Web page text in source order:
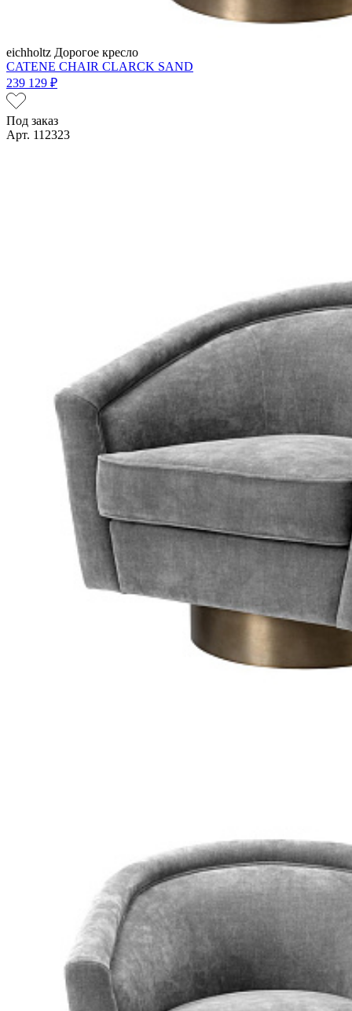
eichholtz Дорогое кресло
CATENE CHAIR CLARCK SAND
239 129 ₽
Под заказ
Арт. 112323